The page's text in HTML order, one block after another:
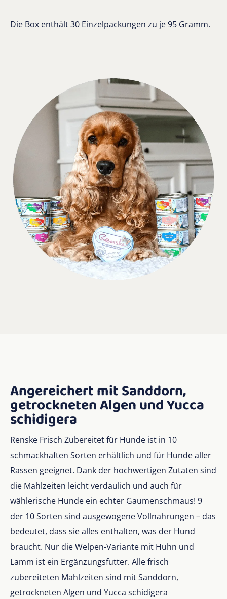
Die Box enthält 30 Einzelpackungen zu je 95 Gramm.
Angereichert mit Sanddorn,
getrockneten Algen und Yucca
schidigera
Renske Frisch Zubereitet für Hunde ist in 10
schmackhaften Sorten erhältlich und für Hunde aller
Rassen geeignet. Dank der hochwertigen Zutaten sind
die Mahlzeiten leicht verdaulich und auch für
wählerische Hunde ein echter Gaumenschmaus! 9
der 10 Sorten sind ausgewogene Vollnahrungen – das
bedeutet, dass sie alles enthalten, was der Hund
braucht. Nur die Welpen-Variante mit Huhn und
Lamm ist ein Ergänzungsfutter. Alle frisch
zubereiteten Mahlzeiten sind mit Sanddorn,
getrockneten Algen und Yucca schidigera